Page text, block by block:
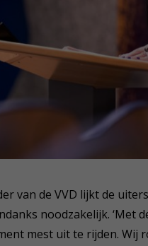
van de VVD lijkt de
noodzakelijk. ‘Met
mest uit te rijden. Wij